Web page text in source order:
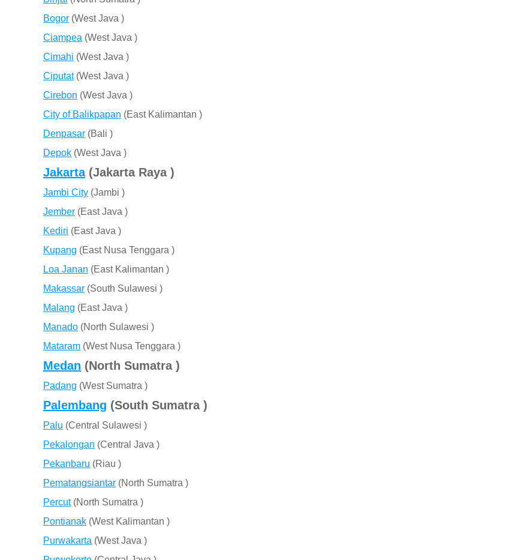
Bogor (West Java )
Ciampea (West Java )
Cimahi (West Java )
Ciputat(West Java )
Cirebon (West Java )
City of Balikpapan (East Kalimantan )
Denpasar (Bali )
Depok (West Java )
Jakarta(Jakarta Raya )
Jambi City (Jambi )
Jember (East Java )
Kediri (East Java )
Kupang (East Nusa Tenggara )
Loa Janan (East Kalimantan )
Makassar (South Sulawesi )
Malang (East Java )
Manado (North Sulawesi )
Mataram (West Nusa Tenggara )
Medan (North Sumatra )
Padang (West Sumatra )
Palembang (South Sumatra )
Palu (Central Sulawesi )
Pekalongan (Central Java )
Pekanbaru (Riau )
Pematangsiantar (North Sumatra )
Percut(North Sumatra )
Pontianak (West Kalimantan )
Purwakarta (West Java )